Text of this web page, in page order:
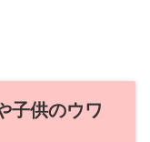
子供のウワ